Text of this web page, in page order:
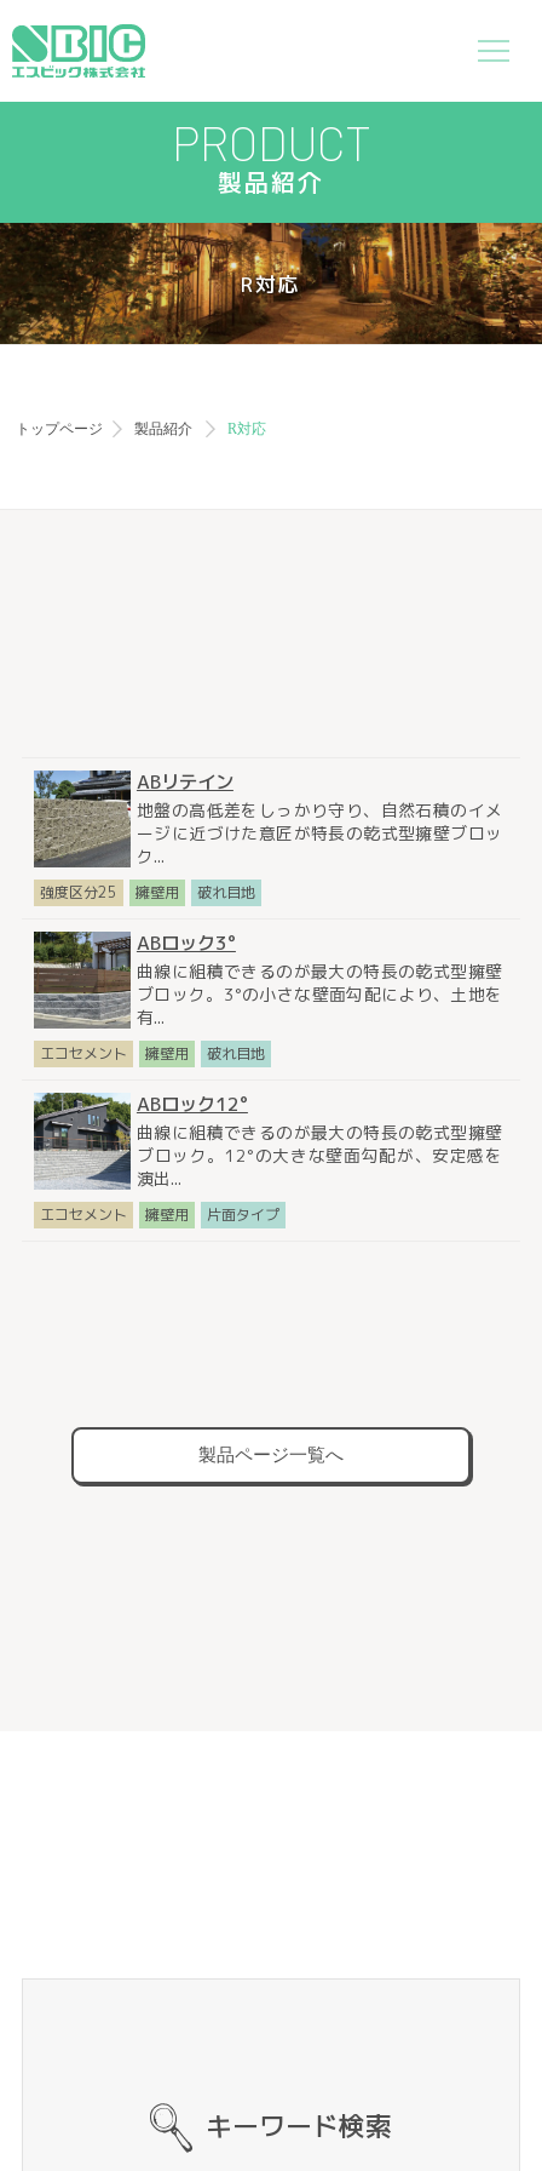
PRODUCT
製品紹介
R対応
トップページ 製品紹介 R対応
ABリテイン
地盤の高低差をしっかり守り、自然石積のイメ
ージに近づけた意匠が特長の乾式型擁壁ブロッ
ク...
強度区分25 擁壁用 破れ目地
ABロック3°
曲線に組積できるのが最大の特長の乾式型擁壁
ブロック。3°の小さな壁面勾配により、土地を
有...
エコセメント 擁壁用 破れ目地
ABロック12°
曲線に組積できるのが最大の特長の乾式型擁壁
ブロック。12°の大きな壁面勾配が、安定感を
演出...
エコセメント 擁壁用 片面タイプ
製品ページ一覧へ
キーワード検索